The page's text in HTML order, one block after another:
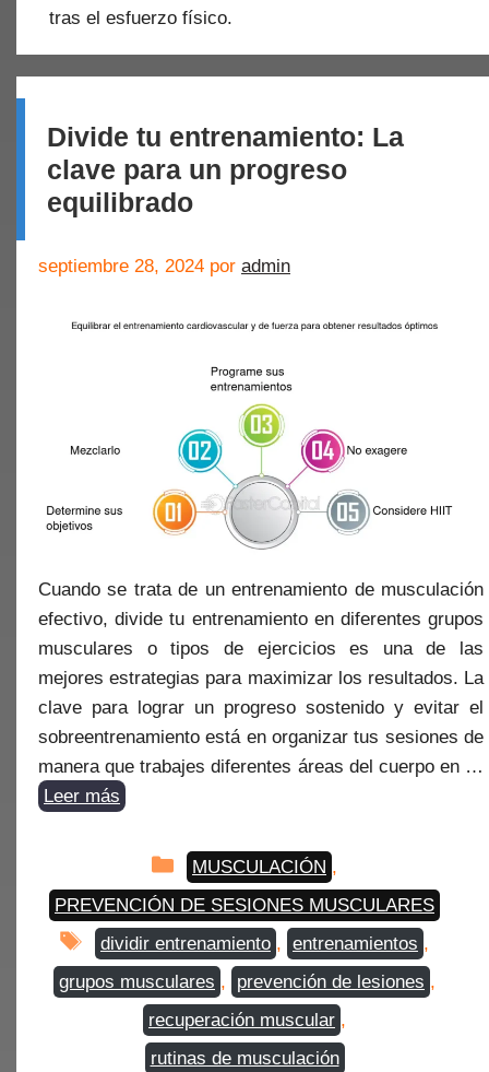
tras el esfuerzo físico.
Divide tu entrenamiento: La
clave para un progreso
equilibrado
septiembre 28, 2024 por admin
Cuando se trata de un entrenamiento de musculación
efectivo, divide tu entrenamiento en diferentes grupos
musculares o tipos de ejercicios es una de las
mejores estrategias para maximizar los resultados. La
clave para lograr un progreso sostenido y evitar el
sobreentrenamiento está en organizar tus sesiones de
manera que trabajes diferentes áreas del cuerpo en …
Leer más
Categorías
MUSCULACIÓN ,
PREVENCIÓN DE SESIONES MUSCULARES
Etiquetas
dividir entrenamiento , entrenamientos ,
grupos musculares , prevención de lesiones ,
recuperación muscular ,
rutinas de musculación